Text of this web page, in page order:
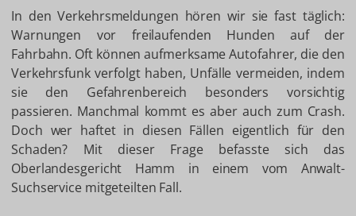
In den Verkehrsmeldungen hören wir sie fast täglich:
Warnungen vor freilaufenden Hunden auf der
Fahrbahn. Oft können aufmerksame Autofahrer, die den
Verkehrsfunk verfolgt haben, Unfälle vermeiden, indem
sie den Gefahrenbereich besonders vorsichtig
passieren. Manchmal kommt es aber auch zum Crash.
Doch wer haftet in diesen Fällen eigentlich für den
Schaden? Mit dieser Frage befasste sich das
Oberlandesgericht Hamm in einem vom Anwalt-
Suchservice mitgeteilten Fall.